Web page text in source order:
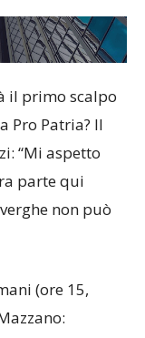
il primo scalpo
Pro Patria? Il
“Mi aspetto
parte qui
non può
(ore 15,